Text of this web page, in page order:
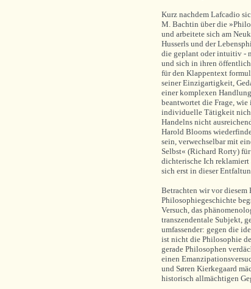
Kurz nachdem Lafcadio
M. Bachtin über die
und arbeitete sich am
Husserls und der
die geplant oder intuitiv -
und sich in ihren
für den Klappentext
seiner Einzigartigkeit,
einer komplexen
beantwortet die Frage,
individuelle Tätigkeit
Handelns nicht
Harold Blooms
sein, verwechselbar mit
Selbst« (Richard Rorty)
dichterische Ich reklamiert
sich erst in dieser
Betrachten wir vor
Philosophiegeschichte
Versuch, das
transzendentale Subjekt,
umfassender: gegen die
ist nicht die Philosophie
gerade Philosophen
einen
und Søren Kierkegaard
historisch allmächtigen